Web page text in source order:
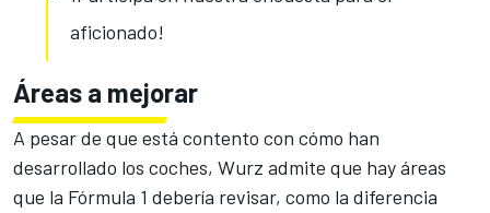
aficionado!
Áreas a mejorar
A pesar de que está contento con cómo han
desarrollado los coches, Wurz admite que hay áreas
que la Fórmula 1 debería revisar, como la diferencia